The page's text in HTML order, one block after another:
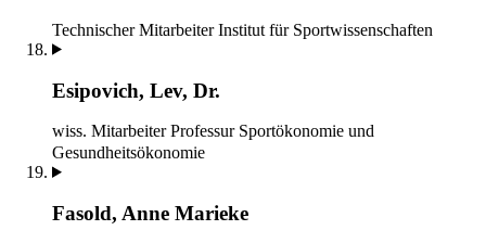
Technischer Mitarbeiter Institut für Sportwissenschaften
Esipovich, Lev, Dr.
wiss. Mitarbeiter Professur Sportökonomie und
Gesundheitsökonomie
Fasold, Anne Marieke